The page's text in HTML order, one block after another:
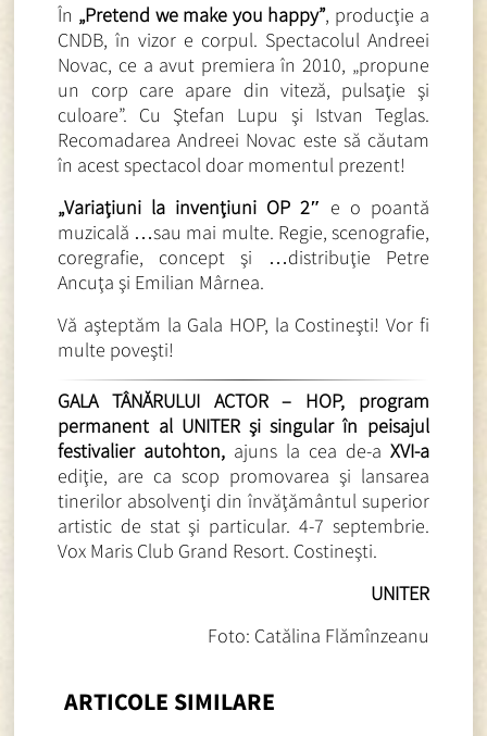
În „Pretend we make you happy”, producţie a
CNDB, în vizor e corpul. Spectacolul Andreei
Novac, ce a avut premiera în 2010, „propune
un corp care apare din viteză, pulsaţie şi
culoare”. Cu Ştefan Lupu şi Istvan Teglas.
Recomadarea Andreei Novac este să căutam
în acest spectacol doar momentul prezent!
„Variaţiuni la invenţiuni OP 2″ e o poantă
muzicală …sau mai multe. Regie, scenografie,
coregrafie, concept şi …distribuţie Petre
Ancuţa şi Emilian Mârnea.
Vă aşteptăm la Gala HOP, la Costineşti! Vor fi
multe poveşti!
GALA TÂNĂRULUI ACTOR – HOP, program
permanent al UNITER şi singular în peisajul
festivalier autohton, ajuns la cea de-a XVI-a
ediţie, are ca scop promovarea şi lansarea
tinerilor absolvenţi din învăţământul superior
artistic de stat şi particular. 4-7 septembrie.
Vox Maris Club Grand Resort. Costineşti.
UNITER
Foto: Catălina Flămînzeanu
ARTICOLE SIMILARE